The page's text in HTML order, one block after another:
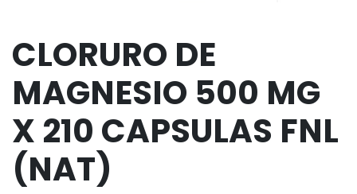
CLORURO DE
MAGNESIO 500 MG
X 210 CAPSULAS FNL
(NAT)